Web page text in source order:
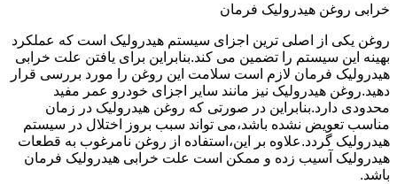
خرابی روغن هیدرولیک فرمان
روغن یکی از اصلی ترین اجزای سیستم هیدرولیک است که عملکرد
بهینه این سیستم را تضمین می کند.بنابراین برای یافتن علت خرابی
هیدرولیک فرمان لازم است سلامت این روغن را مورد بررسی قرار
دهید.روغن هیدرولیک نیز مانند سایر اجزای خودرو عمر مفید
محدودی دارد.بنابراین در صورتی که روغن هیدرولیک در زمان
مناسب تعویض نشده باشد،می تواند سبب بروز اختلال در سیستم
هیدرولیک گردد.علاوه بر این،استفاده از روغن نامرغوب به قطعات
هیدرولیک آسیب زده و ممکن است علت خرابی هیدرولیک فرمان
باشد.